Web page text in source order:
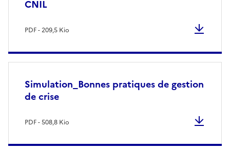
CNIL
PDF - 209,5 Kio
Simulation_Bonnes pratiques de gestion
de crise
PDF - 508,8 Kio